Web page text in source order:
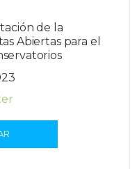
de la
Abiertas para el